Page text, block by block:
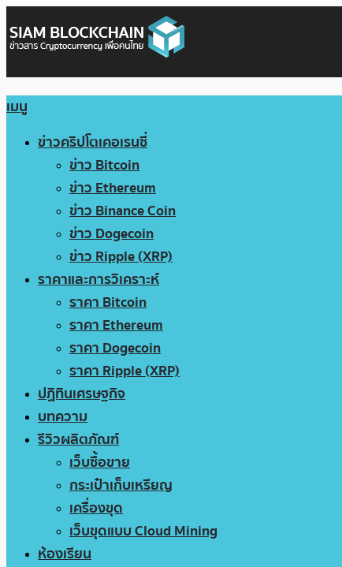
เมนู
ข่าวคริปโตเคอเรนซี่
ข่าว Bitcoin
ข่าว Ethereum
ข่าว Binance Coin
ข่าว Dogecoin
ข่าว Ripple (XRP)
ราคาและการวิเคราะห์
ราคา Bitcoin
ราคา Ethereum
ราคา Dogecoin
ราคา Ripple (XRP)
ปฏิทินเศรษฐกิจ
บทความ
รีวิวผลิตภัณฑ์
เว็บซื้อขาย
กระเป๋าเก็บเหรียญ
เครื่องขุด
เว็บขุดแบบ Cloud Mining
ห้องเรียน